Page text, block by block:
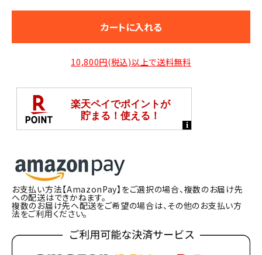
カートに入れる
10,800円(税込)以上で送料無料
お支払い方法【AmazonPay】をご選択の場合、複数のお届け先
への配送はできかねます。
複数のお届け先へ配送をご希望の場合は、その他のお支払い方
法をご利用ください。